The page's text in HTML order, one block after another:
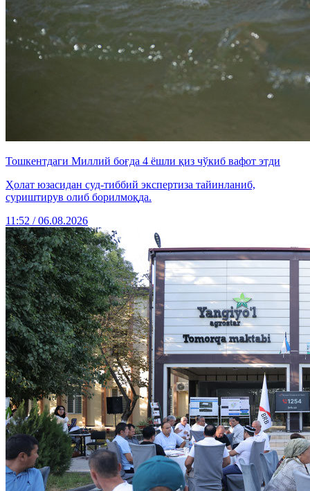
Тошкентдаги Миллий боғда 4 ёшли қиз чўкиб вафот этди
Ҳолат юзасидан суд-тиббий экспертиза тайинланиб,
суриштирув олиб борилмоқда.
11:52 / 06.08.2026